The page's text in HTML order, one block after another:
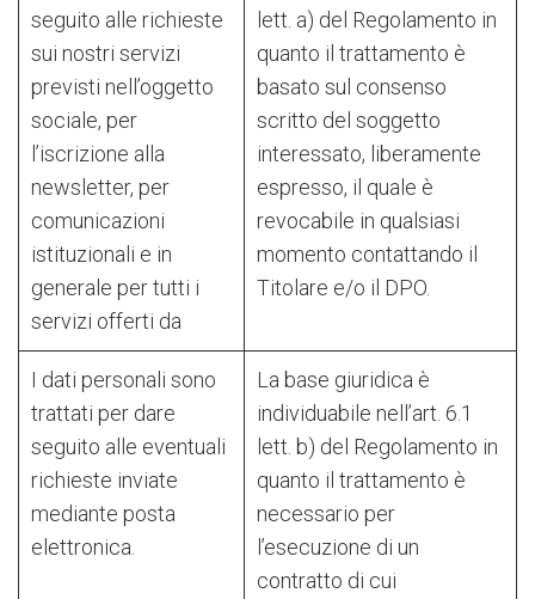
seguito alle richieste
sui nostri servizi
previsti nell’oggetto
sociale, per
l’iscrizione alla
newsletter, per
comunicazioni
istituzionali e in
generale per tutti i
servizi offerti da
lett. a) del Regolamento in
quanto il trattamento è
basato sul consenso
scritto del soggetto
interessato, liberamente
espresso, il quale è
revocabile in qualsiasi
momento contattando il
Titolare e/o il DPO.
I dati personali sono
trattati per dare
seguito alle eventuali
richieste inviate
mediante posta
elettronica.
La base giuridica è
individuabile nell’art. 6.1
lett. b) del Regolamento in
quanto il trattamento è
necessario per
l’esecuzione di un
contratto di cui